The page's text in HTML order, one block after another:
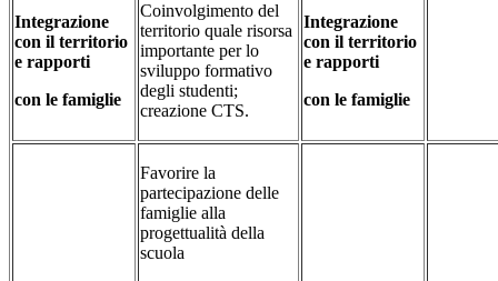
Integrazione
con il territorio
e rapporti
con le famiglie
Coinvolgimento del
territorio quale risorsa
importante per lo
sviluppo formativo
degli studenti;
creazione CTS.
Integrazione
con il territorio
e rapporti
con le famiglie
Favorire la
partecipazione delle
famiglie alla
progettualità della
scuola